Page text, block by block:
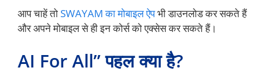
आप चाहें तोSWAYAM का मोबाइल ऐपभी डाउनलोड कर सकते हैं
और अपने मोबाइल से ही इन कोर्स को एक्सेस कर सकते हैं।
AI For All” पहल क्या है?